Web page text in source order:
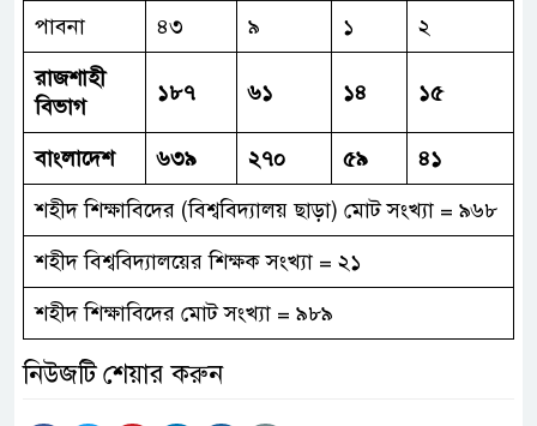
পাবনা
৪৩ ৯ ১
২
রাজশাহী
বিভাগ
১৮৭ ৬১ ১৪ ১৫
বাংলাদেশ ৬৩৯ ২৭০ ৫৯
৪১
শহীদ শিক্ষাবিদের (বিশ্ববিদ্যালয় ছাড়া) মোট সংখ্যা = ৯৬৮
শহীদ বিশ্ববিদ্যালয়ের শিক্ষক সংখ্যা = ২১
শহীদ শিক্ষাবিদের মোট সংখ্যা = ৯৮৯
নিউজটি শেয়ার করুন